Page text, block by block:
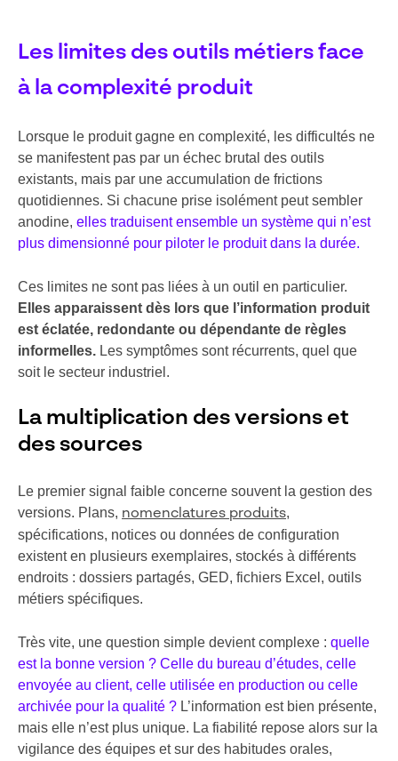
Les limites des outils métiers face
à la complexité produit
Lorsque le produit gagne en complexité, les difficultés ne
se manifestent pas par un échec brutal des outils
existants, mais par une accumulation de frictions
quotidiennes. Si chacune prise isolément peut sembler
anodine, elles traduisent ensemble un système qui n’est
plus dimensionné pour piloter le produit dans la durée.
Ces limites ne sont pas liées à un outil en particulier.
Elles apparaissent dès lors que l’information produit
est éclatée, redondante ou dépendante de règles
informelles. Les symptômes sont récurrents, quel que
soit le secteur industriel.
La multiplication des versions et
des sources
Le premier signal faible concerne souvent la gestion des
versions. Plans, nomenclatures produits,
spécifications, notices ou données de configuration
existent en plusieurs exemplaires, stockés à différents
endroits : dossiers partagés, GED, fichiers Excel, outils
métiers spécifiques.
Très vite, une question simple devient complexe : quelle
est la bonne version ? Celle du bureau d’études, celle
envoyée au client, celle utilisée en production ou celle
archivée pour la qualité ? L’information est bien présente,
mais elle n’est plus unique. La fiabilité repose alors sur la
vigilance des équipes et sur des habitudes orales,